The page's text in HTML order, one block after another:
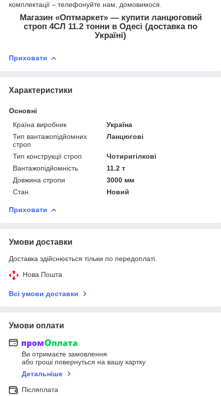
комплектації – телефонуйте нам, домовимося.
Магазин «Оптмаркет» — купити ланцюговий
строп 4СЛ 11.2 тонни в Одесі (доставка по
Україні)
Приховати
Характеристики
Основні
Країна виробник
Україна
Тип вантажопідйомних
строп
Ланцюгові
Тип конструкції строп
Чотиригілкові
Вантажопідйомність
11.2 т
Довжина стропи
3000 мм
Стан
Новий
Приховати
Умови доставки
Доставка здійснюється тільки по передоплаті.
Нова Пошта
Всі умови доставки
Умови оплати
Ви отримаєте замовлення
або гроші повернуться на вашу картку
Детальніше
Післяплата